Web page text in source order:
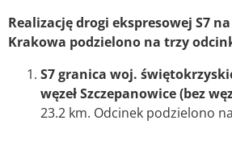
Realizację drogi ekspresowej S7
Krakowa podzielono na trzy
S7 granica woj.
węzeł Szczepanowice (bez
23.2 km. Odcinek podzielono